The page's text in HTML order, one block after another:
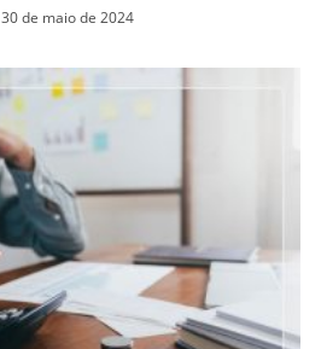
30 de maio de 2024